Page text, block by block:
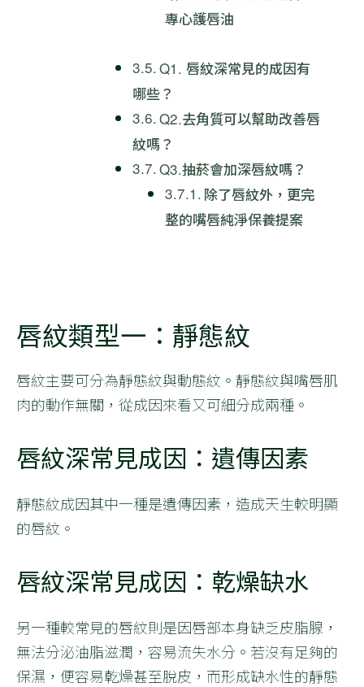
專心護唇油
Q1. 唇紋深常見的成因有
哪些？
Q2.去角質可以幫助改善唇
紋嗎？
Q3.抽菸會加深唇紋嗎？
除了唇紋外，更完
整的嘴唇純淨保養提案
唇紋類型一：靜態紋
唇紋主要可分為靜態紋與動態紋。靜態紋與嘴唇肌
肉的動作無關，從成因來看又可細分成兩種。
唇紋深常見成因：遺傳因素
靜態紋成因其中一種是遺傳因素，造成天生較明顯
的唇紋。
唇紋深常見成因：乾燥缺水
另一種較常見的唇紋則是因唇部本身缺乏皮脂腺，
無法分泌油脂滋潤，容易流失水分。若沒有足夠的
保濕，便容易乾燥甚至脫皮，而形成缺水性的靜態